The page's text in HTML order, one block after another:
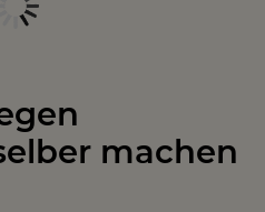
machen